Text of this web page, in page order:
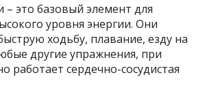
– это базовый элемент для
уровня энергии. Они
ходьбу, плавание, езду на
другие упражнения, при
работает сердечно-сосудистая